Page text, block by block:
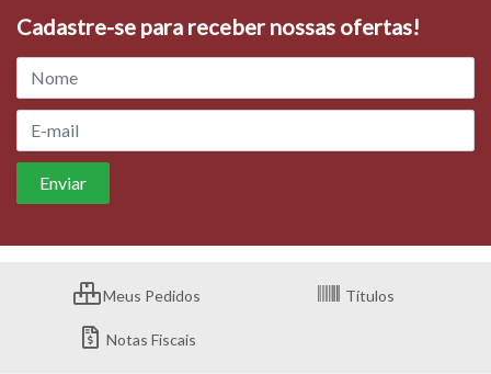
Cadastre-se para receber nossas ofertas!
Meus Pedidos Títulos
Notas Fiscais